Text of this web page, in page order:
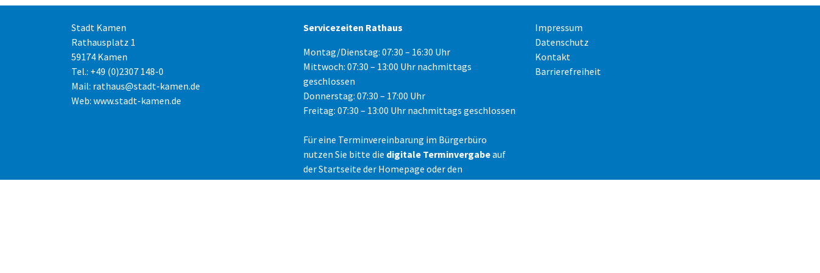
Stadt Kamen
Rathausplatz 1
59174 Kamen
Tel.: +49 (0)2307 148-0
Mail: rathaus@stadt-kamen.de
Web: www.stadt-kamen.de
Servicezeiten Rathaus
Montag/Dienstag: 07:30 – 16:30 Uhr
Mittwoch: 07:30 – 13:00 Uhr nachmittags
geschlossen
Donnerstag: 07:30 – 17:00 Uhr
Freitag: 07:30 – 13:00 Uhr nachmittags geschlossen
Für eine Terminvereinbarung im Bürgerbüro
nutzen Sie bitte die digitale Terminvergabeauf
der Startseite der Homepage oder den
telefonischen Kontakt unter der Rufnummer 148-
Impressum
Datenschutz
Kontakt
Barrierefreiheit